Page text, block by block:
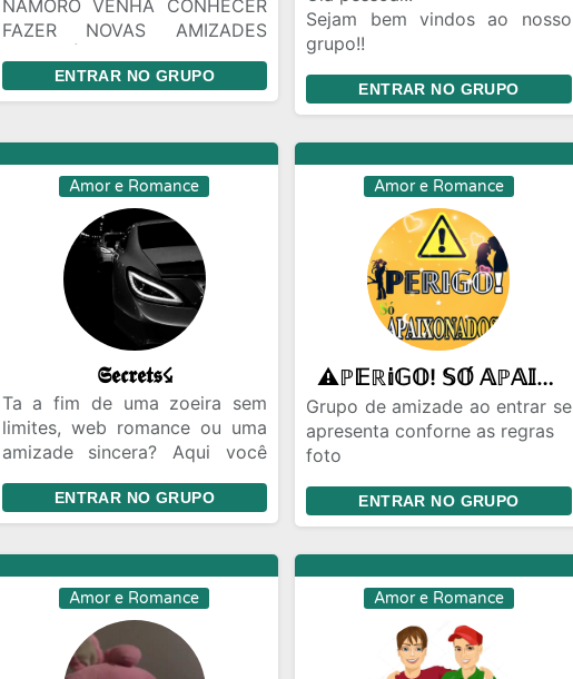
NAMORO VENHA CONHECER
FAZER NOVAS AMIZADES
POVO DA BAHIA SÃO PAULÃO
VAEIAS CIDADES
ENTRAR NO GRUPO
Sejam bem vindos ao nosso
grupo!!
novas amizades ou até mesmo
encontrar alguém para você se
relacionar. Ou ate mesmo
passar seu tempo, dar boas
risadas.
Ao entrar se apresentar com:
Foto, nome e idade.
ENTRAR NO GRUPO
Amor e Romance
𝕾𝖊𝖈𝖗𝖊𝖙𝖘☇
Ta a fim de uma zoeira sem
limites, web romance ou uma
amizade sincera? Aqui você
ENTRAR NO GRUPO
Amor e Romance
⚠️ℙ𝔼ℝ𝕚𝔾𝕆! 𝕊𝕆́ 𝔸ℙ𝔸𝕀𝕏𝕆ℕ𝔸𝔻𝕆𝕊!
Grupo de amizade ao entrar se
apresenta conforne as regras
foto
cidade
Permitido
música
ENTRAR NO GRUPO
Amor e Romance Amor e Romance